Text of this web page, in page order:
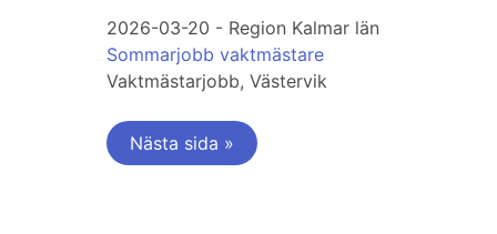
2026-03-20 - Region Kalmar län
Sommarjobb vaktmästare
Vaktmästarjobb, Västervik
Nästa sida »